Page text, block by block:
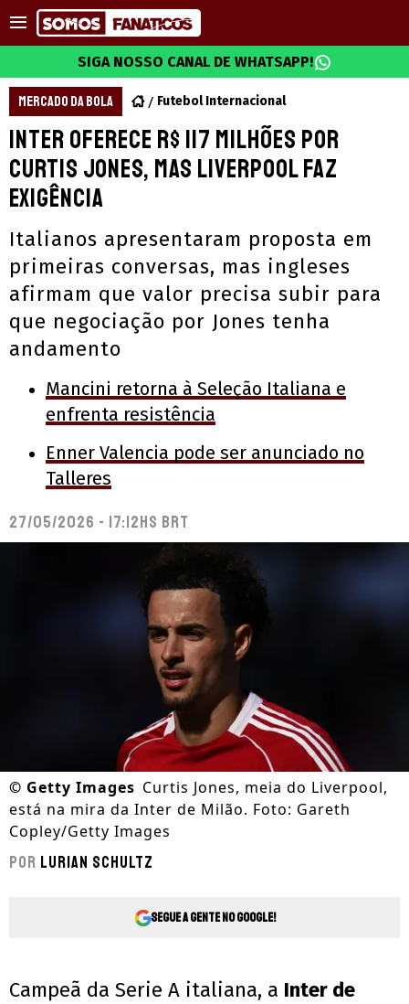
SIGA NOSSO CANAL DE WHATSAPP!
MERCADO DA BOLA Futebol Internacional
Inter oferece R$ 117 milhões por
Curtis Jones, mas Liverpool faz
exigência
Italianos apresentaram proposta em
primeiras conversas, mas ingleses
afirmam que valor precisa subir para
que negociação por Jones tenha
andamento
Mancini retorna à Seleção Italiana e
enfrenta resistência
Enner Valencia pode ser anunciado no
Talleres
27/05/2026 - 17:12hs BRT
© Getty Images Curtis Jones, meia do Liverpool,
está na mira da Inter de Milão. Foto: Gareth
Copley/Getty Images
Por Lurian Schultz
Segue a gente no Google!
Campeã da Serie A italiana, a Inter de